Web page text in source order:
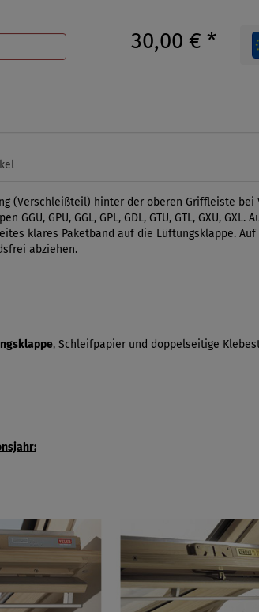
30,00 € *
(Verschleißteil) hinter der oberen Griffleiste
GGU, GPU, GGL, GPL, GDL, GTU, GTL, GXU,
klares Paketband auf die Lüftungsklappe.
abziehen.
, Schleifpapier und doppelseitige